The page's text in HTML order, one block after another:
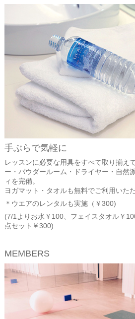
手ぶらで気軽に
レッスンに必要な用具をすべて取り揃え
ー・パウダールーム・ドライヤー・自然
ィを完備。
ヨガマット・タオルも無料でご利用いた
＊ウエアのレンタルも実施（￥300)
(7/1よりお水￥100、フェイスタオル￥
点セット￥300)
MEMBERS